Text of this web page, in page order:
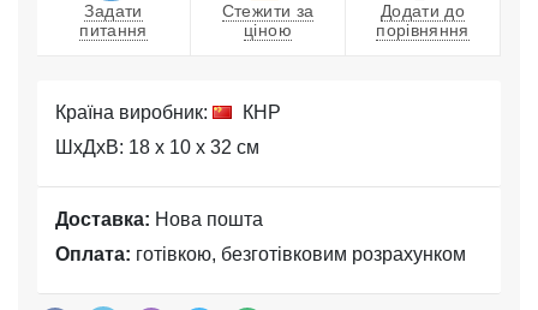
Задати
питання
Стежити за
ціною
Додати до
порівняння
Країна виробник:
КНР
ШхДхВ: 18 x 10 x 32 см
Доставка: Нова пошта
Оплата: готівкою, безготівковим розрахунком